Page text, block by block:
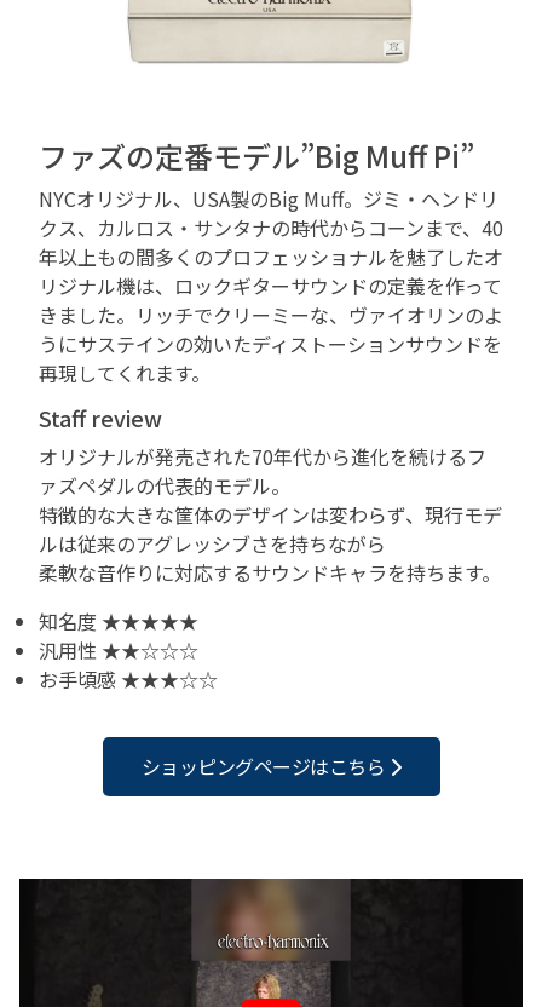
ファズの定番モデル”Big Muff Pi”
NYCオリジナル、USA製のBig Muff。ジミ・ヘンドリ
クス、カルロス・サンタナの時代からコーンまで、40
年以上もの間多くのプロフェッショナルを魅了したオ
リジナル機は、ロックギターサウンドの定義を作って
きました。リッチでクリーミーな、ヴァイオリンのよ
うにサステインの効いたディストーションサウンドを
再現してくれます。
Staff review
オリジナルが発売された70年代から進化を続けるフ
ァズペダルの代表的モデル。
特徴的な大きな筐体のデザインは変わらず、現行モデ
ルは従来のアグレッシブさを持ちながら
柔軟な音作りに対応するサウンドキャラを持ちます。
知名度 ★★★★★
汎用性 ★★☆☆☆
お手頃感 ★★★☆☆
ショッピングページはこちら